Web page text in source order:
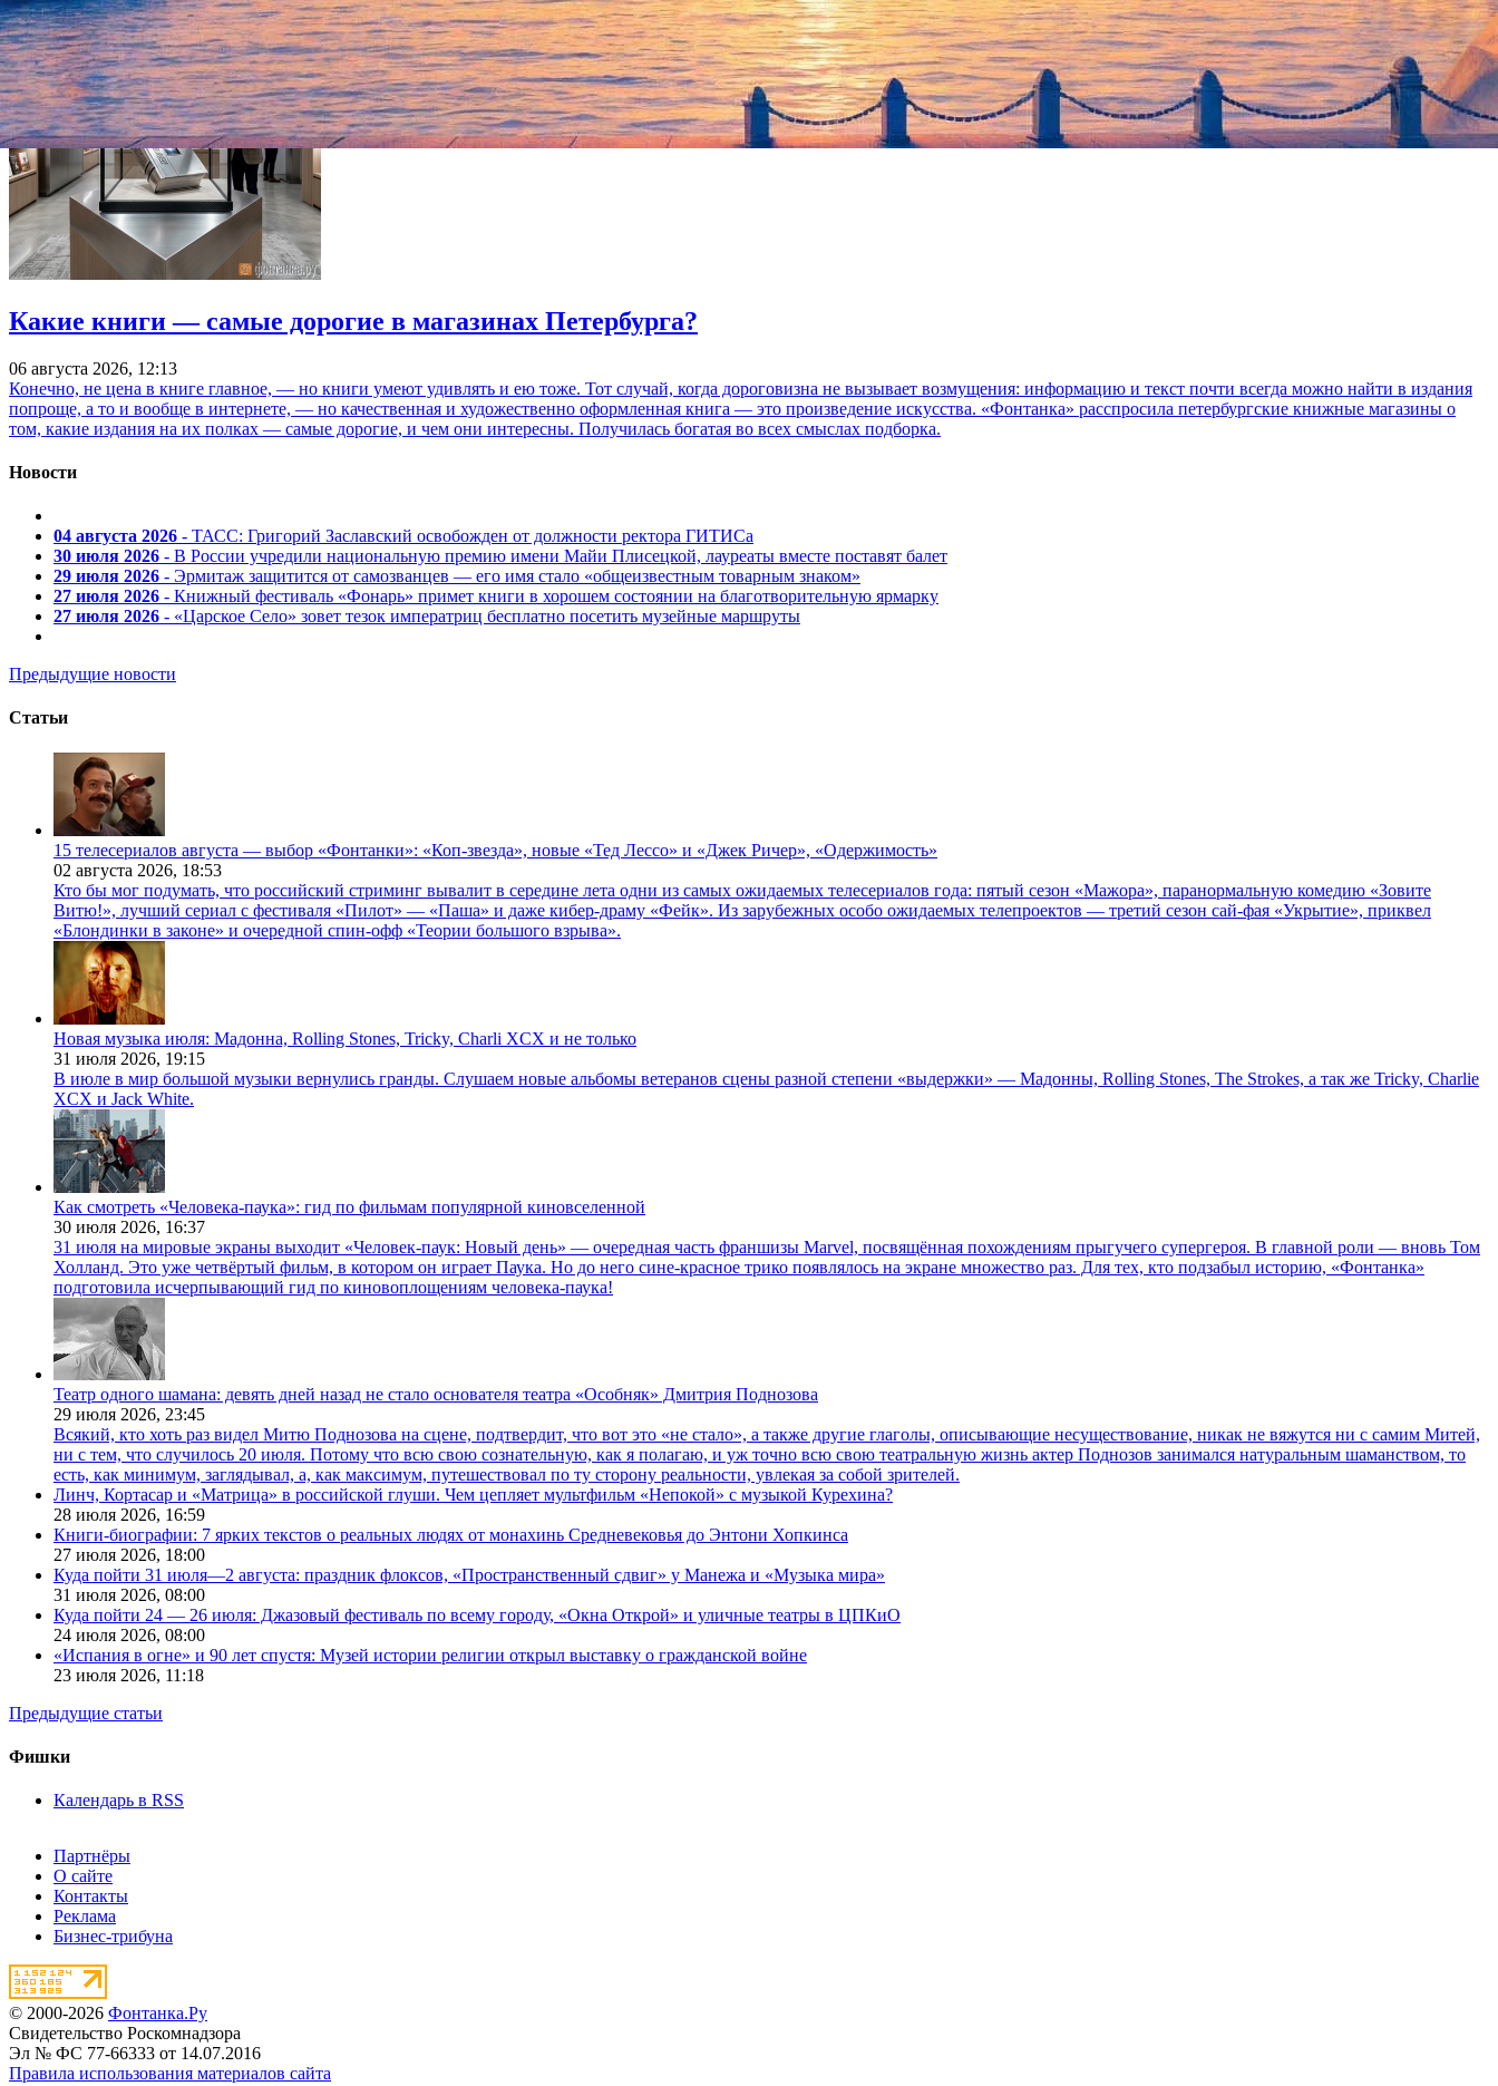
Какие книги — самые дорогие в магазинах Петербурга?
06 августа 2026, 12:13
Конечно, не цена в книге главное, — но книги умеют удивлять и ею тоже. Тот случай, когда дороговизна не вызывает возмущения: информацию и текст почти всегда можно найти в издания
попроще, а то и вообще в интернете, — но качественная и художественно оформленная книга — это произведение искусства. «Фонтанка» расспросила петербургские книжные магазины о
том, какие издания на их полках — самые дорогие, и чем они интересны. Получилась богатая во всех смыслах подборка.
Новости
04 августа 2026 - ТАСС: Григорий Заславский освобожден от должности ректора ГИТИСа
30 июля 2026 - В России учредили национальную премию имени Майи Плисецкой, лауреаты вместе поставят балет
29 июля 2026 - Эрмитаж защитится от самозванцев — его имя стало «общеизвестным товарным знаком»
27 июля 2026 - Книжный фестиваль «Фонарь» примет книги в хорошем состоянии на благотворительную ярмарку
27 июля 2026 - «Царское Село» зовет тезок императриц бесплатно посетить музейные маршруты
Предыдущие новости
Статьи
15 телесериалов августа — выбор «Фонтанки»: «Коп-звезда», новые «Тед Лессо» и «Джек Ричер», «Одержимость»
02 августа 2026, 18:53
Кто бы мог подумать, что российский стриминг вывалит в середине лета одни из самых ожидаемых телесериалов года: пятый сезон «Мажора», паранормальную комедию «Зовите
Витю!», лучший сериал с фестиваля «Пилот» — «Паша» и даже кибер-драму «Фейк». Из зарубежных особо ожидаемых телепроектов — третий сезон сай-фая «Укрытие», приквел
«Блондинки в законе» и очередной спин-офф «Теории большого взрыва».
Новая музыка июля: Мадонна, Rolling Stones, Tricky, Charli XCX и не только
31 июля 2026, 19:15
В июле в мир большой музыки вернулись гранды. Слушаем новые альбомы ветеранов сцены разной степени «выдержки» — Мадонны, Rolling Stones, The Strokes, а так же Tricky, Charlie
XCX и Jack White.
Как смотреть «Человека-паука»: гид по фильмам популярной киновселенной
30 июля 2026, 16:37
31 июля на мировые экраны выходит «Человек-паук: Новый день» — очередная часть франшизы Marvel, посвящённая похождениям прыгучего супергероя. В главной роли — вновь Том
Холланд. Это уже четвёртый фильм, в котором он играет Паука. Но до него сине-красное трико появлялось на экране множество раз. Для тех, кто подзабыл историю, «Фонтанка»
подготовила исчерпывающий гид по киновоплощениям человека-паука!
Театр одного шамана: девять дней назад не стало основателя театра «Особняк» Дмитрия Поднозова
29 июля 2026, 23:45
Всякий, кто хоть раз видел Митю Поднозова на сцене, подтвердит, что вот это «не стало», а также другие глаголы, описывающие несуществование, никак не вяжутся ни с самим Митей,
ни с тем, что случилось 20 июля. Потому что всю свою сознательную, как я полагаю, и уж точно всю свою театральную жизнь актер Поднозов занимался натуральным шаманством, то
есть, как минимум, заглядывал, а, как максимум, путешествовал по ту сторону реальности, увлекая за собой зрителей.
Линч, Кортасар и «Матрица» в российской глуши. Чем цепляет мультфильм «Непокой» с музыкой Курехина?
28 июля 2026, 16:59
Книги-биографии: 7 ярких текстов о реальных людях от монахинь Средневековья до Энтони Хопкинса
27 июля 2026, 18:00
Куда пойти 31 июля—2 августа: праздник флоксов, «Пространственный сдвиг» у Манежа и «Музыка мира»
31 июля 2026, 08:00
Куда пойти 24 — 26 июля: Джазовый фестиваль по всему городу, «Окна Открой» и уличные театры в ЦПКиО
24 июля 2026, 08:00
«Испания в огне» и 90 лет спустя: Музей истории религии открыл выставку о гражданской войне
23 июля 2026, 11:18
Предыдущие статьи
Фишки
Календарь в RSS
Партнёры
О сайте
Контакты
Реклама
Бизнес-трибуна
© 2000-2026 Фонтанка.Ру
Свидетельство Роскомнадзора
Эл № ФС 77-66333 от 14.07.2016
Правила использования материалов сайта